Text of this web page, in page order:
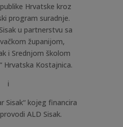
Hrvatske kroz
program suradnje.
u partnerstvu sa
županijom,
i Srednjom školom
Hrvatska Kostajnica.
i
Sisak“ kojeg financira
ALD Sisak.